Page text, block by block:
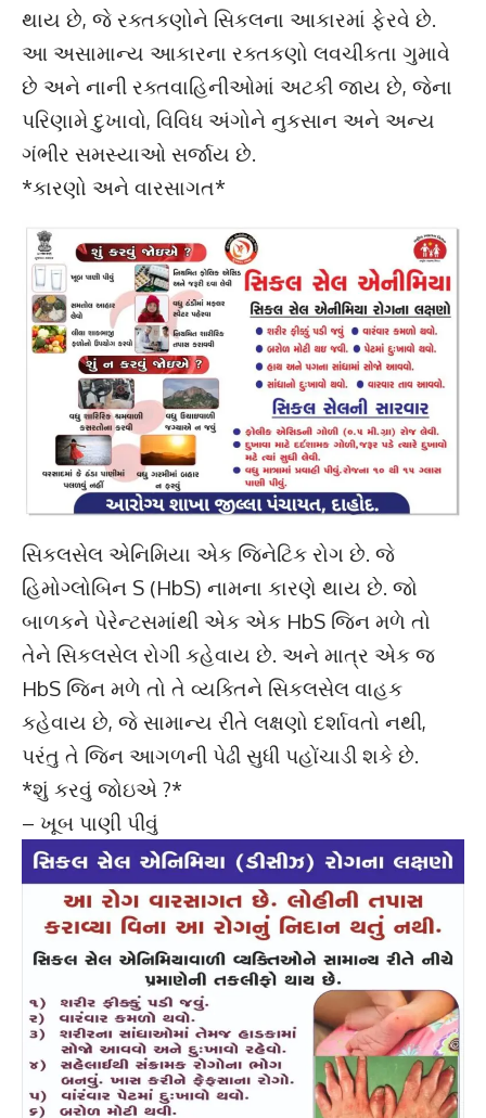
થાય છે, જે રક્તકણોને સિકલના આકારમાં ફેરવે છે.
આ અસામાન્ય આકારના રક્તકણો લવચીકતા ગુમાવે
છે અને નાની રક્તવાહિનીઓમાં અટકી જાય છે, જેના
પરિણામે દુખાવો, વિવિધ અંગોને નુકસાન અને અન્ય
ગંભીર સમસ્યાઓ સર્જાય છે.
*કારણો અને વારસાગત*
સિકલસેલ એનિમિયા એક જિનેટિક રોગ છે. જે
હિમોગ્લોબિન S (HbS) નામના કારણે થાય છે. જો
બાળકને પેરેન્ટસમાંથી એક એક HbS જિન મળે તો
તેને સિકલસેલ રોગી કહેવાય છે. અને માત્ર એક જ
HbS જિન મળે તો તે વ્યક્તિને સિકલસેલ વાહક
કહેવાય છે, જે સામાન્ય રીતે લક્ષણો દર્શાવતો નથી,
પરંતુ તે જિન આગળની પેઢી સુધી પહોંચાડી શકે છે.
*શું કરવું જોઇએ ?*
– ખૂબ પાણી પીવું